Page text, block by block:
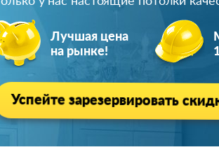
Лучшая цена
на рынке!
Успейте зарезервировать